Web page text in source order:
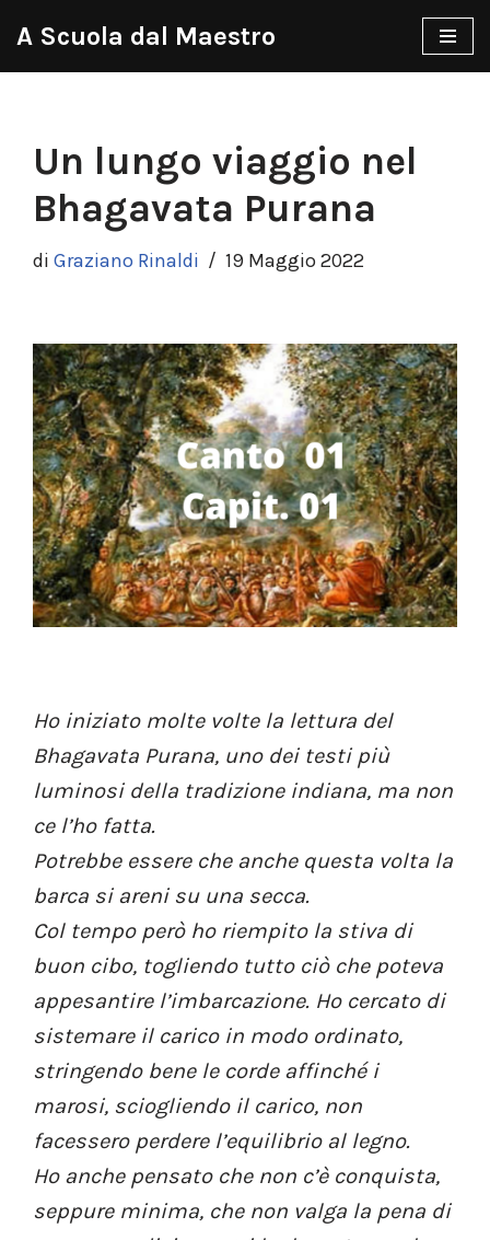
A Scuola dal Maestro
Un lungo viaggio nel
Bhagavata Purana
di Graziano Rinaldi 19 Maggio 2022
Ho iniziato molte volte la lettura del
Bhagavata Purana, uno dei testi più
luminosi della tradizione indiana, ma non
ce l’ho fatta.
Potrebbe essere che anche questa volta la
barca si areni su una secca.
Col tempo però ho riempito la stiva di
buon cibo, togliendo tutto ciò che poteva
appesantire l’imbarcazione. Ho cercato di
sistemare il carico in modo ordinato,
stringendo bene le corde affinché i
marosi, sciogliendo il carico, non
facessero perdere l’equilibrio al legno.
Ho anche pensato che non c’è conquista,
seppure minima, che non valga la pena di